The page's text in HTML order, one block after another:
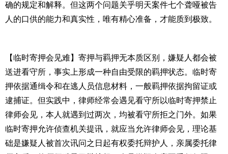
确的规定和解释。但这两个问题关乎明天案件七个聋哑被告
人的口供的能力和真实性，唯有精心准备，才能质到极致。
【临时寄押会见难】寄押与羁押无本质区别，嫌疑人都会被
送进看守所，事实上形成一种自由受限的羁押状态。临时寄
押依据通缉令和在逃人员信息材料，一般羁押依据拘留证或
逮捕证。但实践中，律师经常会遇见看守所以临时寄押禁止
律师会见，本人就遇到过两次，均被看守所拒之门外。如果
临时寄押允许侦查机关提讯，就应当允许律师会见，理论基
础是嫌疑人被首次讯问之日起有权委托辩护人，亲属委托律